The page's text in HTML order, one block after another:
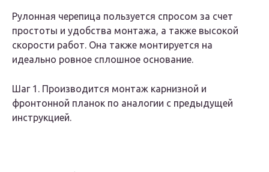
Рулонная черепица пользуется спросом за счет
простоты и удобства монтажа, а также высокой
скорости работ. Она также монтируется на
идеально ровное сплошное основание.
Шаг 1. Производится монтаж карнизной и
фронтонной планок по аналогии с предыдущей
инструкцией.